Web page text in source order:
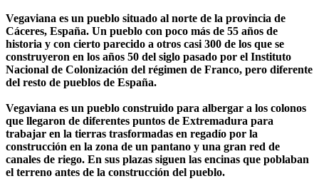
Vegaviana es un pueblo situado al norte de la provincia de
Cáceres, España. Un pueblo con poco más de 55 años de
historia y con cierto parecido a otros casi 300 de los que se
construyeron en los años 50 del siglo pasado por el Instituto
Nacional de Colonización del régimen de Franco, pero diferente
del resto de pueblos de España.
Vegaviana es un pueblo construido para albergar a los colonos
que llegaron de diferentes puntos de Extremadura para
trabajar en la tierras trasformadas en regadío por la
construcción en la zona de un pantano y una gran red de
canales de riego. En sus plazas siguen las encinas que poblaban
el terreno antes de la construcción del pueblo.